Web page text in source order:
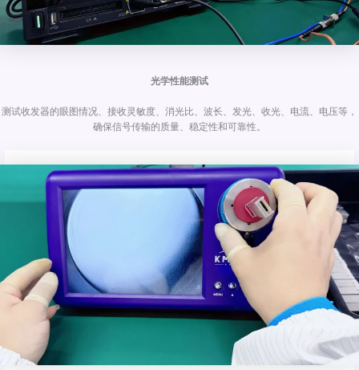
光学性能测试
测试收发器的眼图情况、接收灵敏度、消光比、波长、发光、收光、电流、电压等，
确保信号传输的质量、稳定性和可靠性。